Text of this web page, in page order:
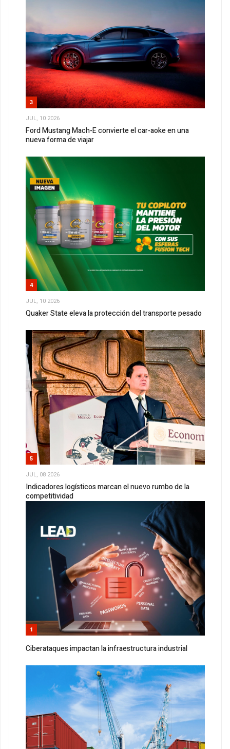
3
JUL, 10 2026
Ford Mustang Mach-E convierte el car-aoke en una
nueva forma de viajar
4
JUL, 10 2026
Quaker State eleva la protección del transporte pesado
5
JUL, 08 2026
Indicadores logísticos marcan el nuevo rumbo de la
competitividad
1
Ciberataques impactan la infraestructura industrial